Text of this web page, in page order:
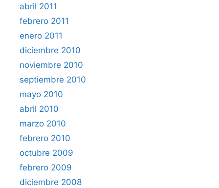
abril 2011
febrero 2011
enero 2011
diciembre 2010
noviembre 2010
septiembre 2010
mayo 2010
abril 2010
marzo 2010
febrero 2010
octubre 2009
febrero 2009
diciembre 2008